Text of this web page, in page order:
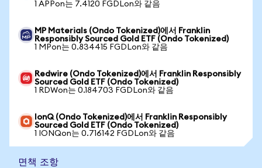
1 APPon는 7.4120 FGDLon와 같음
MP Materials (Ondo Tokenized)에서 Franklin
Responsibly Sourced Gold ETF (Ondo Tokenized)
1 MPon는 0.834415 FGDLon와 같음
Redwire (Ondo Tokenized)에서 Franklin Responsibly
Sourced Gold ETF (Ondo Tokenized)
1 RDWon는 0.184703 FGDLon와 같음
IonQ (Ondo Tokenized)에서 Franklin Responsibly
Sourced Gold ETF (Ondo Tokenized)
1 IONQon는 0.716142 FGDLon와 같음
면책 조항